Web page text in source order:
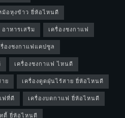
ม้อหุงข้าว ยี่ห้อไหนดี
อาหารเสริม
เครื่องชงกาแฟ
รื่องชงกาแฟแคปซูล
เครื่องชงกาแฟ ไหนดี
ย
เครื่องดูดฝุ่นไร้สาย ยี่ห้อไหนดี
ฟที่ดี
เครื่องบดกาแฟ ยี่ห้อไหนดี
ตี้ ยี่ห้อไหนดี